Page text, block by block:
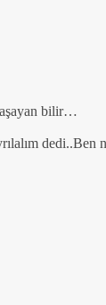
bilir…
dedi..Ben